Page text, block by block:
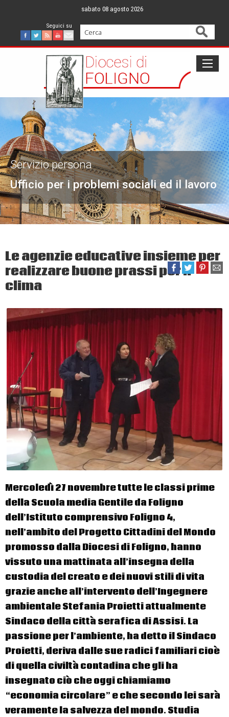
content
sabato 08 agosto 2026
Facebook
Twitter
FeedYoutube
Mail
Cerca
Ufficio per i problemi sociali ed il lavoro
Servizio persona
Le agenzie educative insieme per
realizzare buone prassi per il
clima
Mercoledì 27 novembre tutte le classi prime
della Scuola media Gentile da Foligno
dell’Istituto comprensivo Foligno 4,
nell’ambito del Progetto Cittadini del Mondo
promosso dalla Diocesi di Foligno, hanno
vissuto una mattinata all’insegna della
custodia del creato e dei nuovi stili di vita
grazie anche all’intervento dell’Ingegnere
ambientaleStefania Proiettiattualmente
Sindaco della città serafica di Assisi. La
passione per l’ambiente, ha detto il Sindaco
Proietti, deriva dalle sue radici familiari cioè
di quella civiltà contadina che gli ha
insegnato ciò che oggi chiamiamo
“economia circolare” e che secondo lei sarà
veramente la salvezza del mondo. Studia